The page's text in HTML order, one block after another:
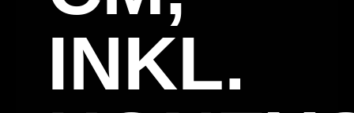
INKL.